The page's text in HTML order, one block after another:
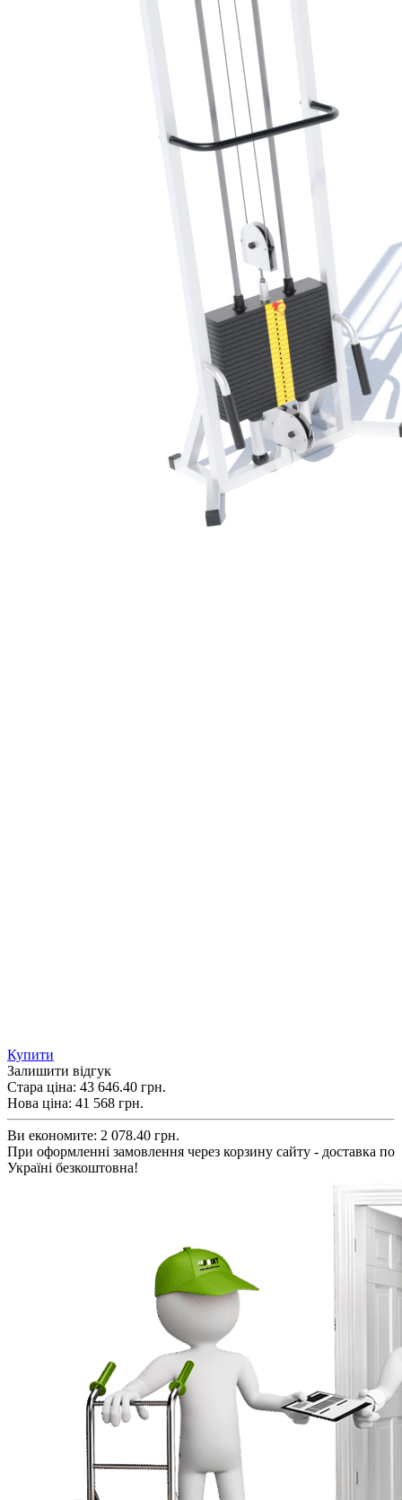
Купити
Залишити відгук
Стара ціна: 43 646.40 грн.
Нова ціна: 41 568 грн.
Ви економите: 2 078.40 грн.
При оформленні замовлення через корзину сайту - доставка по
Україні безкоштовна!